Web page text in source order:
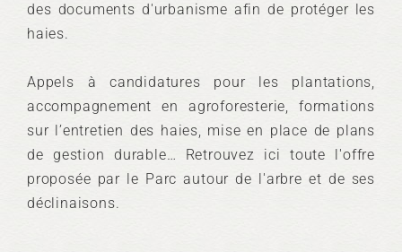
des documents d'urbanisme afin de protéger les
haies.
Appels à candidatures pour les plantations,
accompagnement en agroforesterie, formations
sur l’entretien des haies, mise en place de plans
de gestion durable… Retrouvez ici toute l'offre
proposée par le Parc autour de l'arbre et de ses
déclinaisons.
Plantation